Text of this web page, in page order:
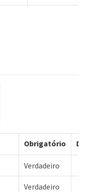
Obrigatório
Verdadeiro
Verdadeiro